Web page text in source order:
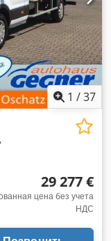
1 /37
29 277 €
цена без учета
НДС